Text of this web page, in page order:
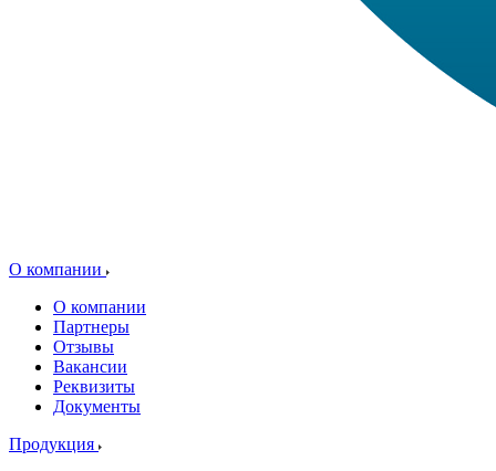
О компании
О компании
Партнеры
Отзывы
Вакансии
Реквизиты
Документы
Продукция